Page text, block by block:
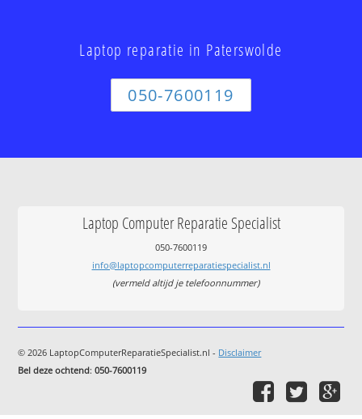
Laptop reparatie in Paterswolde
050-7600119
Laptop Computer Reparatie Specialist
050-7600119
info@laptopcomputerreparatiespecialist.nl
(vermeld altijd je telefoonnummer)
© 2026 LaptopComputerReparatieSpecialist.nl - Disclaimer
Bel deze ochtend:050-7600119